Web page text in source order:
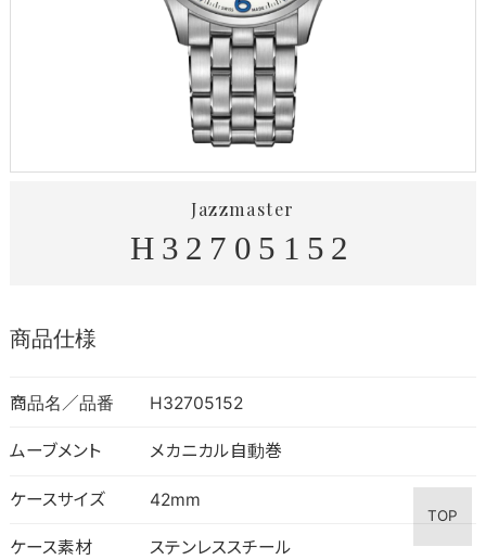
Jazzmaster
H32705152
商品仕様
商品名／品番 H32705152
ムーブメント メカニカル自動巻
ケースサイズ 42mm
ケース素材 ステンレススチール
TOP